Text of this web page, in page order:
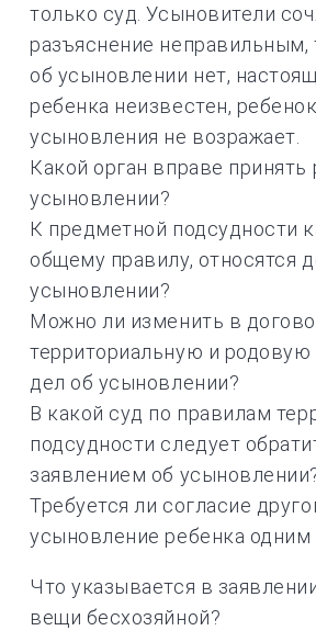
только суд. Усыновители
разъяснение неправильным,
об усыновлении нет,
ребенка неизвестен,
усыновления не возражает.
Какой орган вправе
усыновлении?
К предметной подсудности
общему правилу, относятся
усыновлении?
Можно ли изменить в
территориальную и родовую
дел об усыновлении?
В какой суд по правилам
подсудности следует
заявлением об
Требуется ли согласие
усыновление ребенка одним
Что указывается в
вещи бесхозяйной?